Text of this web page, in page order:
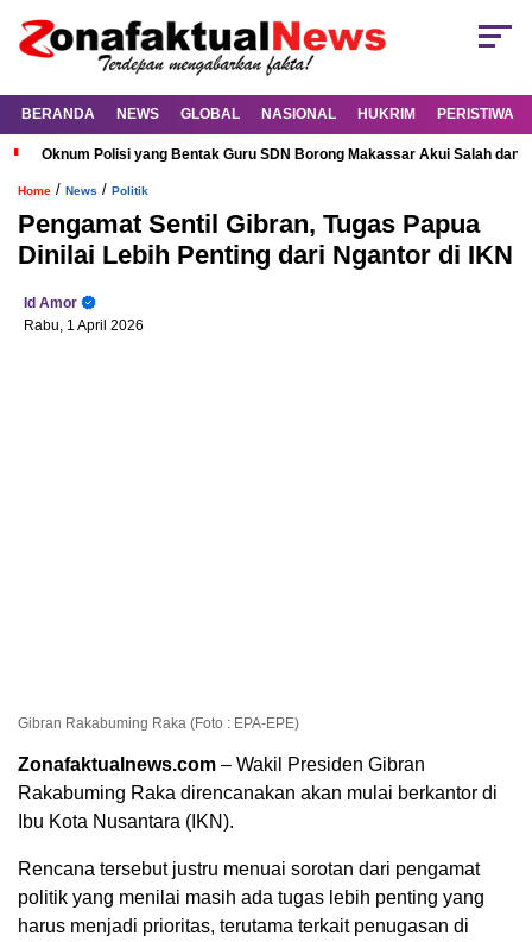
BERANDA NEWS GLOBAL NASIONAL HUKRIM PERISTIWA
Oknum Polisi yang Bentak Guru SDN Borong Makassar Akui Salah dan
Home / News / Politik
Pengamat Sentil Gibran, Tugas Papua
Dinilai Lebih Penting dari Ngantor di IKN
Id Amor
Rabu, 1 April 2026
Gibran Rakabuming Raka (Foto : EPA-EPE)
Zonafaktualnews.com – Wakil Presiden Gibran
Rakabuming Raka direncanakan akan mulai berkantor di
Ibu Kota Nusantara (IKN).
Rencana tersebut justru menuai sorotan dari pengamat
politik yang menilai masih ada tugas lebih penting yang
harus menjadi prioritas, terutama terkait penugasan di